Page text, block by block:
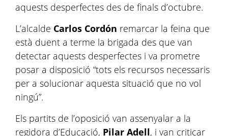
aquests desperfectes des de finals d’octubre.
L’alcalde Carlos Cordón remarcar la feina que
està duent a terme la brigada des que van
detectar aquests desperfectes i va prometre
posar a disposició “tots els recursos necessaris
per a solucionar aquesta situació que no vol
ningú”.
Els partits de l’oposició van assenyalar a la
regidora d’Educació, Pilar Adell, i van criticar